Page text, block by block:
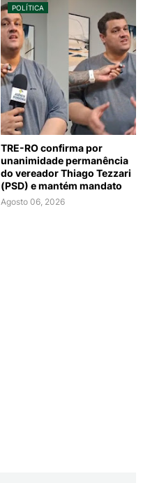
POLÍTICA
TRE-RO confirma por
unanimidade permanência
do vereador Thiago Tezzari
(PSD) e mantém mandato
Agosto 06, 2026